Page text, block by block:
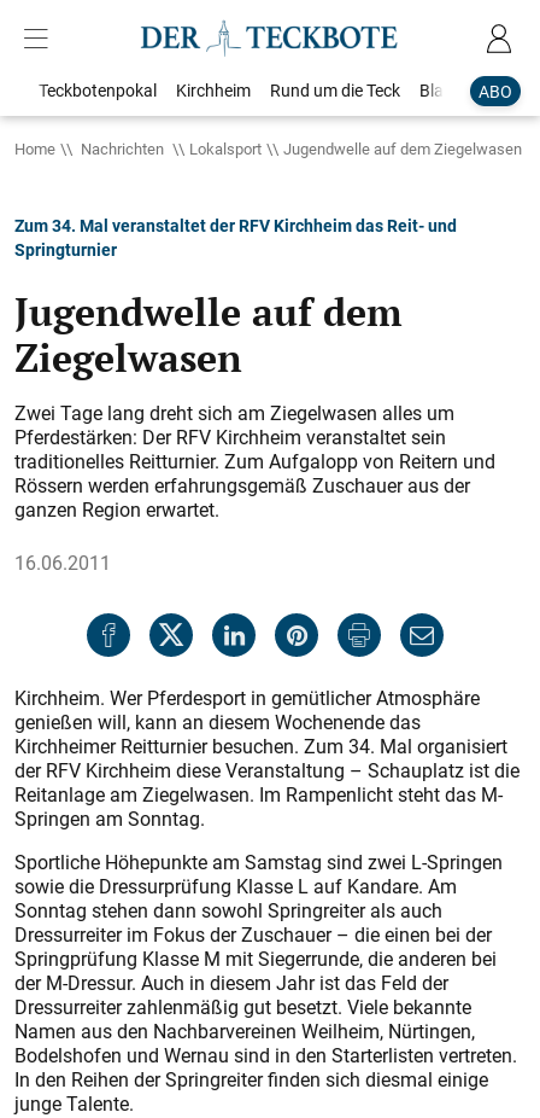
ABO
Teckbotenpokal Kirchheim Rund um die Teck Blaulicht
Home Nachrichten Lokalsport Jugendwelle auf dem Ziegelwasen
Zum 34. Mal veranstaltet der RFV Kirchheim das Reit- und
Springturnier
Jugendwelle auf dem
Ziegelwasen
Zwei Tage lang dreht sich am Ziegelwasen alles um
Pferdestärken: Der RFV Kirchheim veranstaltet sein
traditionelles Reitturnier. Zum Aufgalopp von Reitern und
Rössern werden erfahrungsgemäß Zuschauer aus der
ganzen Region erwartet.
16.06.2011
Kirchheim. Wer Pferdesport in gemütlicher Atmosphäre
genießen will, kann an diesem Wochenende das
Kirchheimer Reitturnier besuchen. Zum 34. Mal organisiert
der RFV Kirchheim diese Veranstaltung – Schauplatz ist die
Reitanlage am Ziegelwasen. Im Rampenlicht steht das M-
Springen am Sonntag.
Sportliche Höhepunkte am Samstag sind zwei L-Springen
sowie die Dressurprüfung Klasse L auf Kandare. Am
Sonntag stehen dann sowohl Springreiter als auch
Dressurreiter im Fokus der Zuschauer – die einen bei der
Springprüfung Klasse M mit Siegerrunde, die anderen bei
der M-Dressur. Auch in diesem Jahr ist das Feld der
Dressurreiter zahlenmäßig gut besetzt. Viele bekannte
Namen aus den Nachbarvereinen Weilheim, Nürtingen,
Bodelshofen und Wernau sind in den Starterlisten vertreten.
In den Reihen der Springreiter finden sich diesmal einige
junge Talente.